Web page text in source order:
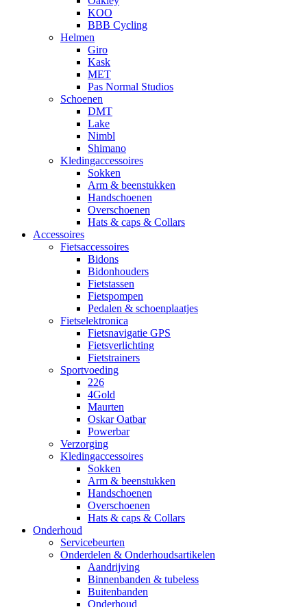
KOO
BBB Cycling
Helmen
Giro
Kask
MET
Pas Normal Studios
Schoenen
DMT
Lake
Nimbl
Shimano
Kledingaccessoires
Sokken
Arm & beenstukken
Handschoenen
Overschoenen
Hats & caps & Collars
Accessoires
Fietsaccessoires
Bidons
Bidonhouders
Fietstassen
Fietspompen
Pedalen & schoenplaatjes
Fietselektronica
Fietsnavigatie GPS
Fietsverlichting
Fietstrainers
Sportvoeding
226
4Gold
Maurten
Oskar Oatbar
Powerbar
Verzorging
Kledingaccessoires
Sokken
Arm & beenstukken
Handschoenen
Overschoenen
Hats & caps & Collars
Onderhoud
Servicebeurten
Onderdelen & Onderhoudsartikelen
Aandrijving
Binnenbanden & tubeless
Buitenbanden
Onderhoud